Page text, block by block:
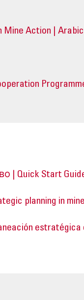
Mine Action | Arabic
Quick Start
planning in